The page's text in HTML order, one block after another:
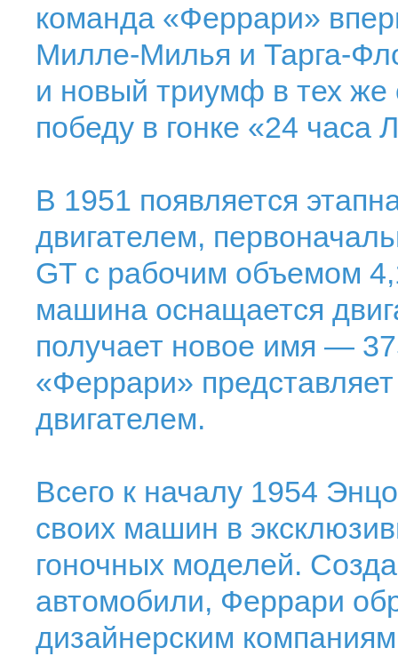
команда «Феррари»
Милле-Милья и Тарга-
и новый триумф в тех же
победу в гонке «24 часа
В 1951 появляется
двигателем,
GT с рабочим объемом
машина оснащается
получает новое имя —
«Феррари»
двигателем.
Всего к началу 1954
своих машин в
гоночных моделей.
автомобили, Феррари
дизайнерским